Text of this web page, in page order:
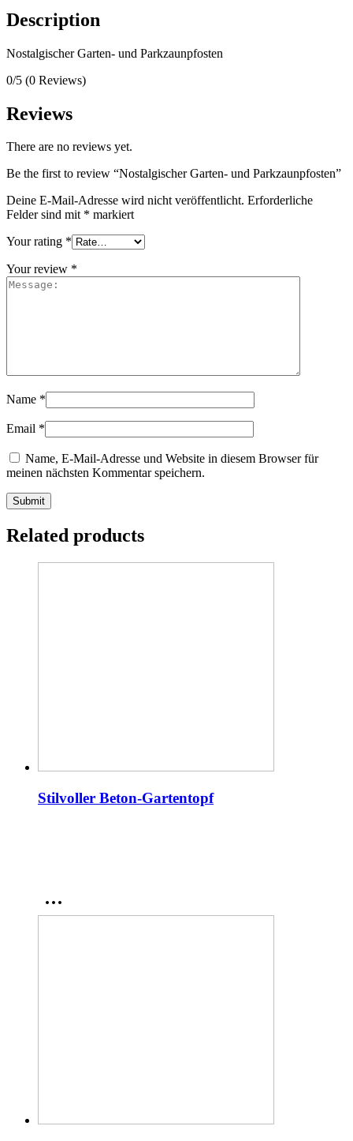
Description
Nostalgischer Garten- und Parkzaunpfosten
0/5 (0 Reviews)
Reviews
There are no reviews yet.
Be the first to review “Nostalgischer Garten- und Parkzaunpfosten”
Deine E-Mail-Adresse wird nicht veröffentlicht. Erforderliche
Felder sind mit * markiert
Your rating *
Your review *
Name *
Email *
Name, E-Mail-Adresse und Website in diesem Browser für
meinen nächsten Kommentar speichern.
Related products
Stilvoller Beton-Gartentopf